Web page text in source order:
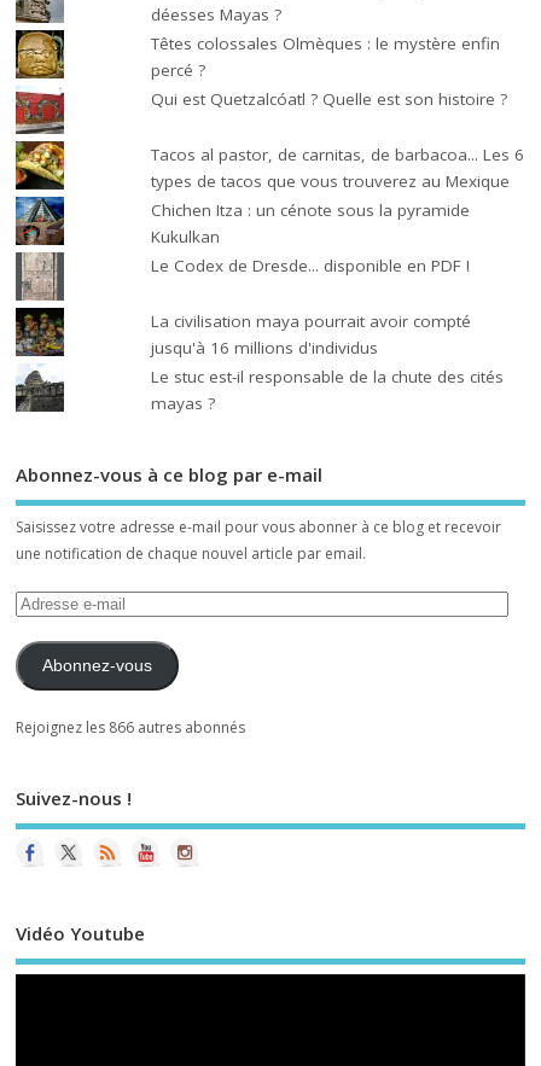
déesses Mayas ?
Têtes colossales Olmèques : le mystère enfin
percé ?
Qui est Quetzalcóatl ? Quelle est son histoire ?
Tacos al pastor, de carnitas, de barbacoa... Les 6
types de tacos que vous trouverez au Mexique
Chichen Itza : un cénote sous la pyramide
Kukulkan
Le Codex de Dresde... disponible en PDF !
La civilisation maya pourrait avoir compté
jusqu'à 16 millions d'individus
Le stuc est-il responsable de la chute des cités
mayas ?
Abonnez-vous à ce blog par e-mail
Saisissez votre adresse e-mail pour vous abonner à ce blog et recevoir
une notification de chaque nouvel article par email.
Abonnez-vous
Rejoignez les 866 autres abonnés
Suivez-nous !
Vidéo Youtube